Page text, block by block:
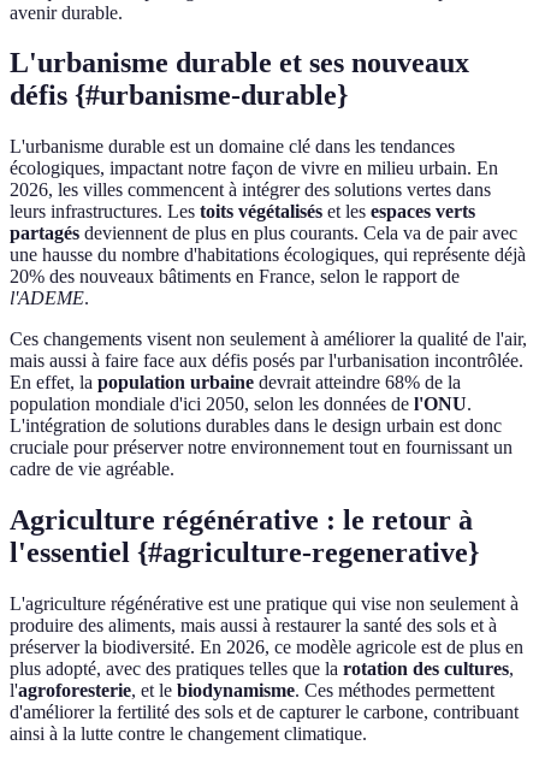
avenir durable.
L'urbanisme durable et ses nouveaux
défis {#urbanisme-durable}
L'urbanisme durable est un domaine clé dans les tendances
écologiques, impactant notre façon de vivre en milieu urbain. En
2026, les villes commencent à intégrer des solutions vertes dans
leurs infrastructures. Les toits végétalisés et les espaces verts
partagés deviennent de plus en plus courants. Cela va de pair avec
une hausse du nombre d'habitations écologiques, qui représente déjà
20% des nouveaux bâtiments en France, selon le rapport de
l'ADEME.
Ces changements visent non seulement à améliorer la qualité de l'air,
mais aussi à faire face aux défis posés par l'urbanisation incontrôlée.
En effet, la population urbaine devrait atteindre 68% de la
population mondiale d'ici 2050, selon les données de l'ONU.
L'intégration de solutions durables dans le design urbain est donc
cruciale pour préserver notre environnement tout en fournissant un
cadre de vie agréable.
Agriculture régénérative : le retour à
l'essentiel {#agriculture-regenerative}
L'agriculture régénérative est une pratique qui vise non seulement à
produire des aliments, mais aussi à restaurer la santé des sols et à
préserver la biodiversité. En 2026, ce modèle agricole est de plus en
plus adopté, avec des pratiques telles que la rotation des cultures,
l'agroforesterie, et le biodynamisme. Ces méthodes permettent
d'améliorer la fertilité des sols et de capturer le carbone, contribuant
ainsi à la lutte contre le changement climatique.